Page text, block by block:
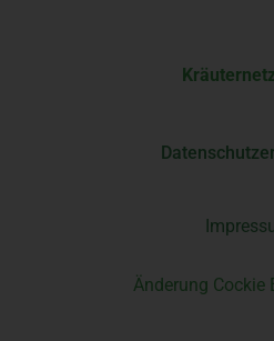
Änderung Cockie